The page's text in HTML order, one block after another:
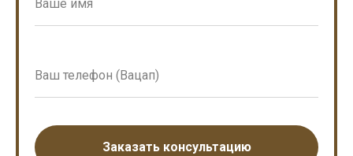
Заказать консультацию